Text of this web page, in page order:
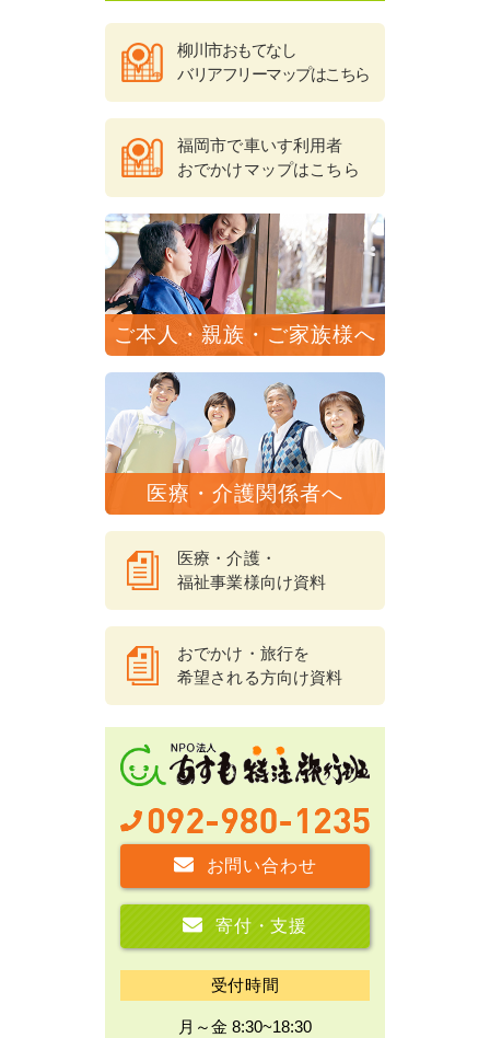
柳川市おもてなし
バリアフリーマップはこちら
福岡市で車いす利用者
おでかけマップはこちら
ご本人・親族・ご家族様へ
医療・介護関係者へ
医療・介護・
福祉事業様向け資料
おでかけ・旅行を
希望される方向け資料
お問い合わせ
寄付・支援
受付時間
月～金 8:30~18:30